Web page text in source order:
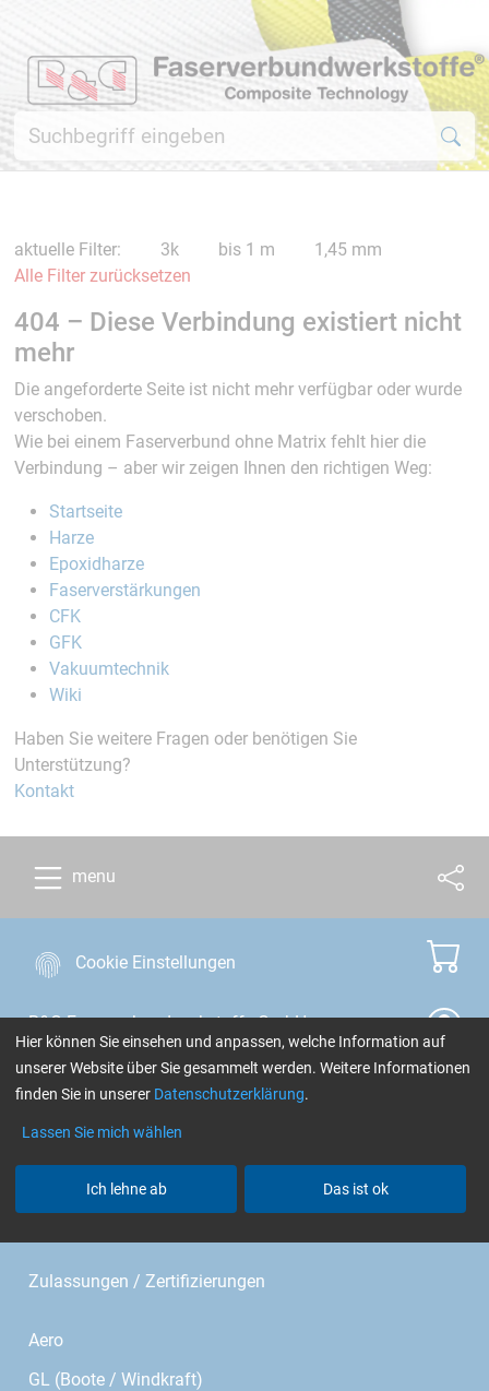
aktuelle Filter: 3k bis 1 m
1,45 mm
Alle Filter zurücksetzen
404 – Diese Verbindung existiert nicht
mehr
Die angeforderte Seite ist nicht mehr verfügbar oder wurde
verschoben.
Wie bei einem Faserverbund ohne Matrix fehlt hier die
Verbindung – aber wir zeigen Ihnen den richtigen Weg:
Startseite
Harze
Epoxidharze
Faserverstärkungen
CFK
GFK
Vakuumtechnik
Wiki
Haben Sie weitere Fragen oder benötigen Sie
Unterstützung?
Kontakt
menu
Cookie Einstellungen
R&G Faserverbundwerkstoffe GmbH
Bonholzstr. 17
Telefon: +49 (0)7157 530460
Zulassungen / Zertifizierungen
Aero
GL (Boote / Windkraft)
Hier können Sie einsehen und anpassen, welche Information auf
unserer Website über Sie gesammelt werden. Weitere Informationen
finden Sie in unserer Datenschutzerklärung.
Lassen Sie mich wählen
Ich lehne ab Das ist ok